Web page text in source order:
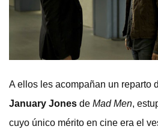
A ellos les acompañan un reparto
January Jones de Mad Men,
cuyo único mérito en cine era el